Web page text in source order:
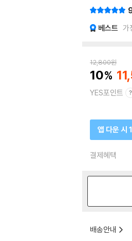
베스트 가
12,800원
10
YES포인트
앱 다운 시
결제혜택
배송안내